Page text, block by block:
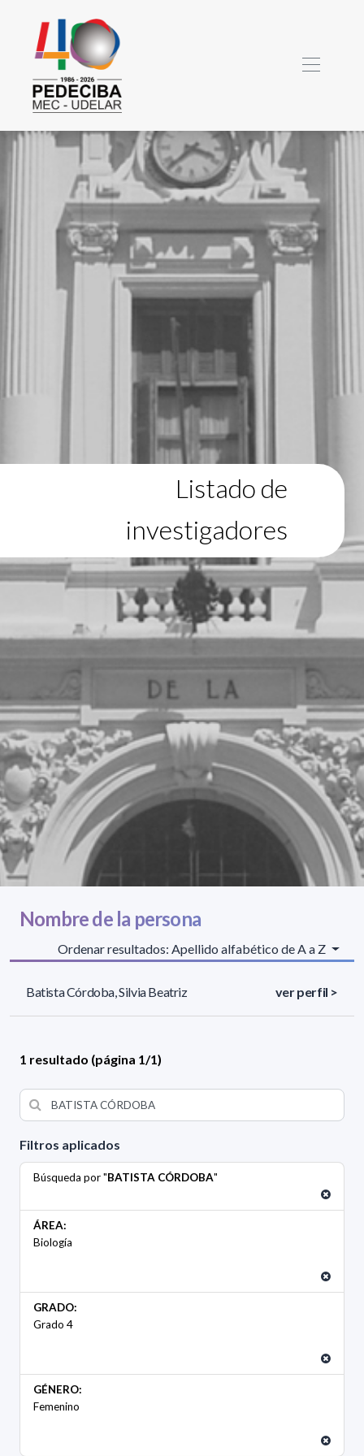
Listado de
investigadores
Filtros aplicados
Búsqueda por "BATISTA CÓRDOBA"
ÁREA:
Biología
GRADO:
Grado 4
GÉNERO:
Femenino
Nombre de la persona
Ordenar resultados: Apellido alfabético de A a Z
Batista Córdoba, Silvia Beatriz ver perfil >
1 resultado (página 1/1)